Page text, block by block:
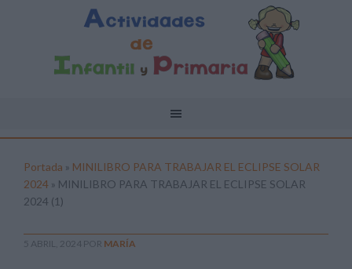
Portada » MINILIBRO PARA TRABAJAR EL ECLIPSE SOLAR
2024 » MINILIBRO PARA TRABAJAR EL ECLIPSE SOLAR
2024 (1)
5 ABRIL, 2024 POR MARÍA